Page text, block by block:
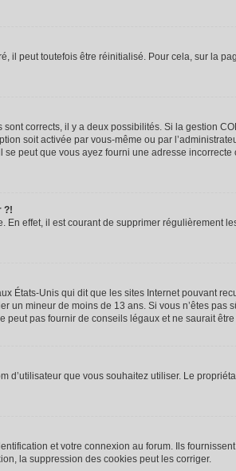
il peut toutefois être réinitialisé. Pour cela, sur la
corrects, il y a deux possibilités. Si la gestion
soit activée par vous-même ou par
peut que vous ayez fourni une adresse
?!
En effet, il est courant de supprimer
États-Unis qui dit que les sites Internet pouvant
un mineur de moins de 13 ans. Si vous n’êtes
pas fournir de conseils légaux et ne saurait
d’utilisateur que vous souhaitez utiliser. Le
et votre connexion au forum. Ils
la suppression des cookies peut les corriger.